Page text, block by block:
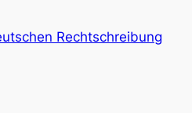
Rechtschreibung